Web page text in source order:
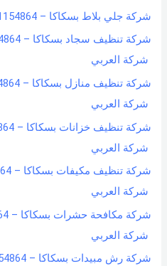
شركة جلي بلاط بسكاكا – 0551154864 اتصل بنا – شركة العربي
شركة العربي
شركة العربي
شركة العربي
شركة العربي
شركة العربي